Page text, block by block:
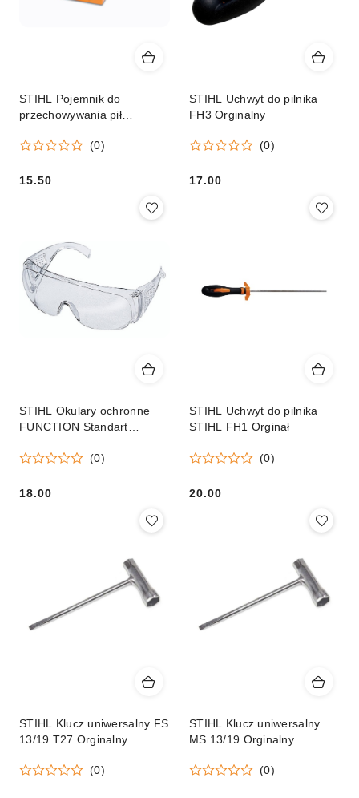
STIHL Pojemnik do
przechowywania pił
(0)
15.50
STIHL Uchwyt do pilnika
FH3 Orginalny
(0)
17.00
STIHL Okulary ochronne
FUNCTION Standart
(0)
Cena:
18.00
STIHL Uchwyt do pilnika
STIHL FH1 Orginał
(0)
Cena:
20.00
STIHL Klucz uniwersalny FS
13/19 T27 Orginalny
(0)
STIHL Klucz uniwersalny
MS 13/19 Orginalny
(0)